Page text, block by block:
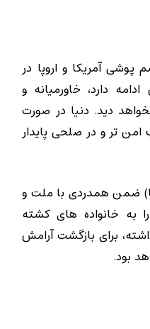
آمریکا و اروپا در
دارد، خاورمیانه و
دید. دنیا در صورت
تر و در صلحی پایدار
ضمن همدردی با ملت و
به خانواده های کشته
برای بازگشت آرامش
بود.